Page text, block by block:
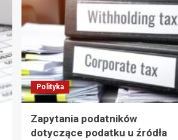
już
za
nami.
Moje
przemyślenia
przed
drugą
turą
[FELIETON]
Polityka
Zapytania podatników
dotyczące podatku u źródła